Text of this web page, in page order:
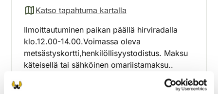
Katso tapahtuma kartalla
(avautuu uuteen välilehteen)
Ilmoittautuminen paikan päällä hirviradalla
klo.12.00-14.00.Voimassa oleva
metsästyskortti,henkilöllisyystodistus. Maksu
käteisellä tai sähköinen omariistamaksu..